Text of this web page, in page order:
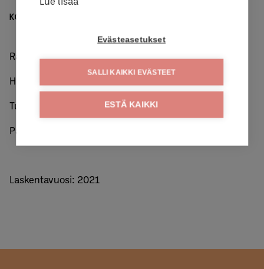
KG CO₂E / PAKKAUS
Raaka-aineet: 1,24 • 91,2%
Hankinta: 0,02 • 1,5%
Tuotanto: 0,03 • 2,2%
Pakkaus: 0,07 • 5,1%
Laskentavuosi: 2021
Evästeasetukset
SALLI KAIKKI EVÄSTEET
ESTÄ KAIKKI